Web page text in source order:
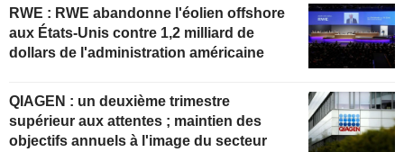
RWE : RWE abandonne l'éolien offshore
aux États-Unis contre 1,2 milliard de
dollars de l'administration américaine
QIAGEN : un deuxième trimestre
supérieur aux attentes ; maintien des
objectifs annuels à l'image du secteur